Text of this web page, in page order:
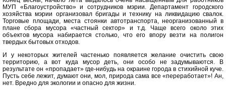
МУП «Благоустройство» и сотрудников мэрии. Департамент городского
хозяйства мэрии организовал бригады и технику на ликвидацию свалок.
Торговые площади, места стоянки автотранспорта, неорганизованный в
плане сбора мусора «частный сектор» и т.д. Чаще всего около этих
объектов мусора набирается столько, что его впору везти на полигон
твердых бытовых отходов.
И у некоторых жителей частенько появляется желание очистить свою
территорию, а вот куда мусор деть, они особо не задумываются. В
результате он «пропадает» где-нибудь на окраине города в стихийной куче.
Пусть себе лежит, думают они, мол, природа сама все «переработает»! Ан,
нет. Вредно для экологии и опасно для жизни.